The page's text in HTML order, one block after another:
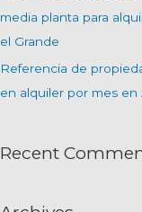
media planta para
el Grande
Referencia de
en alquiler por mes en
Recent